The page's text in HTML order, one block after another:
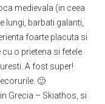
medievala (in ceea
lungi, barbati galanti,
foarte placuta si
o prietena si fetele
A fost super!
🙂
Grecia – Skiathos, si